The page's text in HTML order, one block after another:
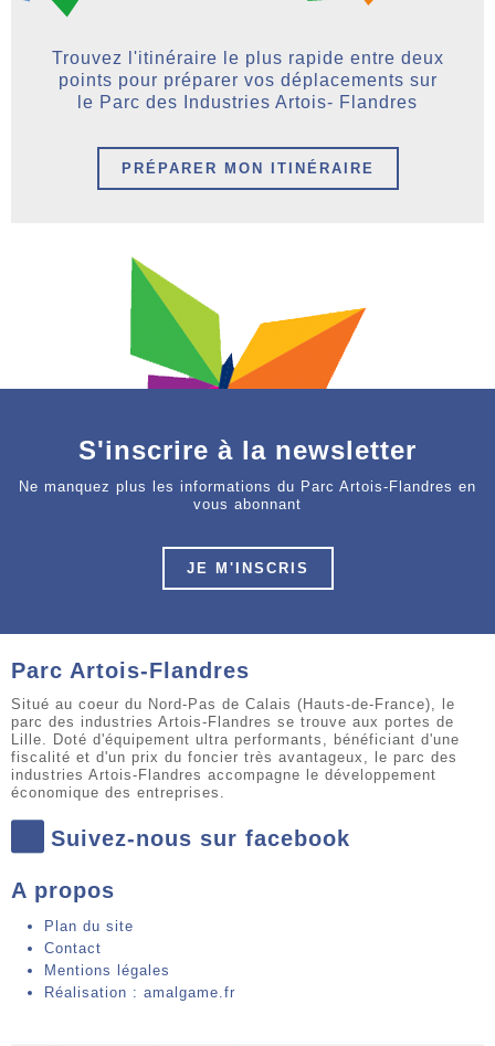
Trouvez l'itinéraire le plus rapide entre deux
points pour préparer vos déplacements sur
le Parc des Industries Artois- Flandres
PRÉPARER MON ITINÉRAIRE
S'inscrire à la newsletter
Ne manquez plus les informations du Parc Artois-Flandres en
vous abonnant
JE M'INSCRIS
Parc Artois-Flandres
Situé au coeur du Nord-Pas de Calais (Hauts-de-France), le
parc des industries Artois-Flandres se trouve aux portes de
Lille. Doté d'équipement ultra performants, bénéficiant d'une
fiscalité et d'un prix du foncier très avantageux, le parc des
industries Artois-Flandres accompagne le développement
économique des entreprises.
Suivez-nous sur facebook
A propos
Plan du site
Contact
Mentions légales
Réalisation : amalgame.fr